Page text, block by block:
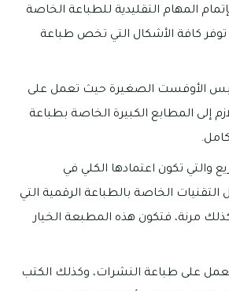
المهام التقليدية للطباعة الخاصة
توفر كافة الأشكال التي تخص طباعة
الأوفست الصغيرة حيث تعمل على
إلى المطابع الكبيرة الخاصة بطباعة
والتي تكون اعتمادها الكلي في
التقنيات الخاصة بالطباعة الرقمية التي
مرنة، فتكون هذه المطبعة الخيار
على طباعة النشرات، وكذلك الكتب